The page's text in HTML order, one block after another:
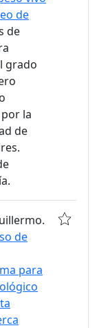
de
de
grado
la
de
de
para